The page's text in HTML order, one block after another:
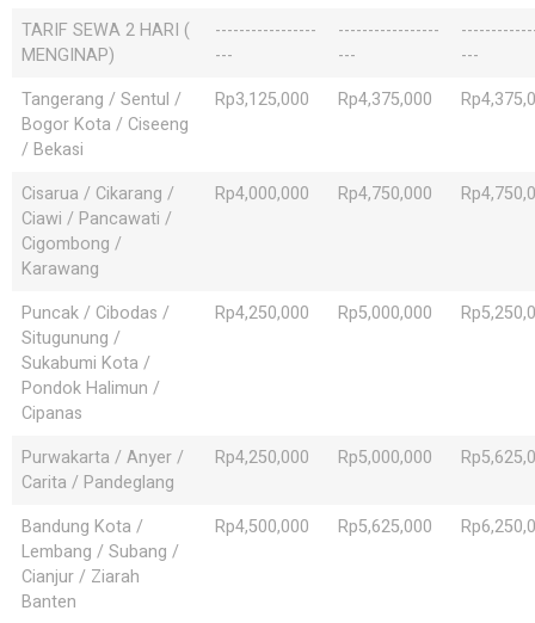
TARIF SEWA 2 HARI (
MENGINAP)
-----------------
---
-----------------
---
---
Tangerang / Sentul /
Bogor Kota / Ciseeng
/ Bekasi
Rp3,125,000 Rp4,375,000
Cisarua / Cikarang /
Ciawi / Pancawati /
Cigombong /
Karawang
Rp4,000,000 Rp4,750,000
Puncak / Cibodas /
Situgunung /
Sukabumi Kota /
Pondok Halimun /
Cipanas
Rp4,250,000 Rp5,000,000
Purwakarta / Anyer /
Carita / Pandeglang
Rp4,250,000 Rp5,000,000
Bandung Kota /
Lembang / Subang /
Cianjur / Ziarah
Banten
Rp4,500,000 Rp5,625,000